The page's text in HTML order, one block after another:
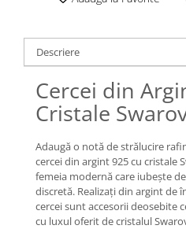
Lănțișoare cu Soare
Lănțișoare cu Zodii
Lănțișoare cu Animale
Lănțișoare cu Molecule
Lănțișoare cu Pietre Naturale
COLIERE CU PERLE
Coliere cu Perle Naturale
Coliere cu Perle Preciosa
COLIERE ȘNUR REGLABIL
Descriere
Cercei din
Cristale
Adaugă o notă de strălucire
cercei din argint 925 cu cristale
femeia modernă care iubește
discretă. Realizați din argint de
cercei sunt accesorii deosebite
cu luxul oferit de cristalul